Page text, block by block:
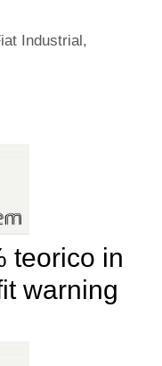
Industrial ,
teorico in
warning